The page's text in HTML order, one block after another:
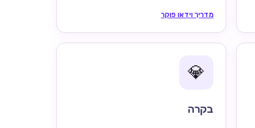
מדריך וידאו פוקר
💎
בקרה